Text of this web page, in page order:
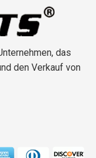
das
den Verkauf von